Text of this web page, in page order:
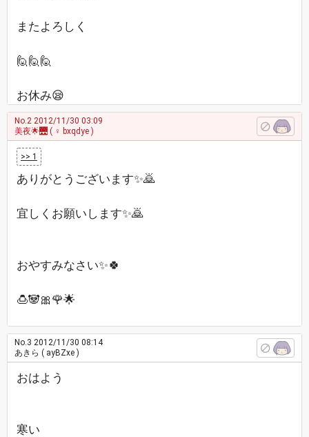
またよろしく
🙋🙋🙋
お休み😪
No.2 2012/11/30 03:09
美夜🌟🌉 ( ♀ bxqdye )
>> 1
ありがとうございます✨🙇
宜しくお願いします✨🙇
おやすみなさい✨🍀
🍮🐼🎀🌹🌟
No.3 2012/11/30 08:14
あきら ( ayBZxe )
おはよう
寒い